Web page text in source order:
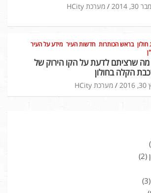
2014 מערכת HCity
חולון בראש הכותרות חדשות העיר מידע על העיר
מה שרציתם לדעת על הקו הירוק של
הקלה בחולון
מערכת HCity
(2)
(3)